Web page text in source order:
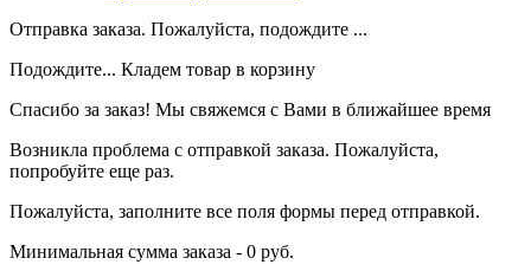
Отправка заказа. Пожалуйста, подождите ...
Подождите... Кладем товар в корзину
Спасибо за заказ! Мы свяжемся с Вами в ближайшее время
Возникла проблема с отправкой заказа. Пожалуйста,
попробуйте еще раз.
Пожалуйста, заполните все поля формы перед отправкой.
Минимальная сумма заказа - 0 руб.